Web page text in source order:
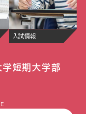
入試情報
短期大学部